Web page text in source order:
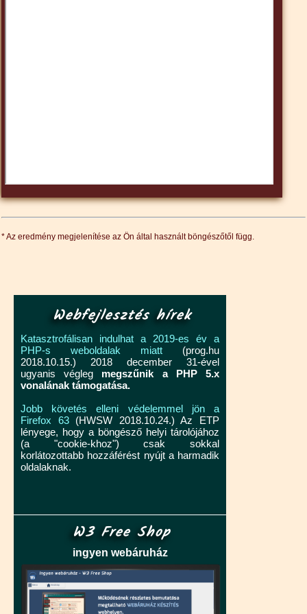
* Az eredmény megjelenítése az Ön által használt böngészőtől függ.
Webfejlesztés hírek
Katasztrofálisan indulhat a 2019-es év a
PHP-s weboldalak miatt (prog.hu
2018.10.15.) 2018 december 31-ével
ugyanis végleg megszűnik a PHP 5.x
vonalának támogatása.
Jobb követés elleni védelemmel jön a
Firefox 63(HWSW 2018.10.24.) Az ETP
lényege, hogy a böngésző helyi tárolójához
(a "cookie-khoz") csak sokkal
korlátozottabb hozzáférést nyújt a harmadik
oldalaknak.
W3 Free Shop
ingyen webáruház